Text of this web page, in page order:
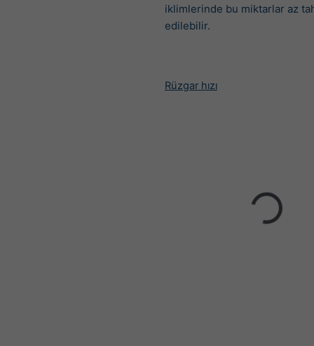
iklimlerinde bu miktarlar az
edilebilir.
Rüzgar hızı